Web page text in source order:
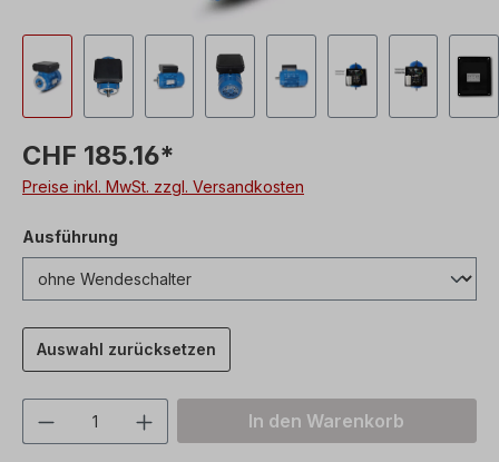
CHF 185.16*
Preise inkl. MwSt. zzgl. Versandkosten
Ausführung
Auswahl zurücksetzen
Produkt Anzahl: Gib denIn den Warenkorb